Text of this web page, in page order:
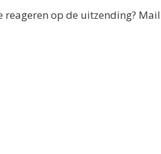
op de uitzending?